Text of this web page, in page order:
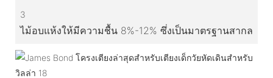
3
ไม้อบแห้งให้มีความชื้น 8%-12% ซึ่งเป็นมาตรฐานสากล